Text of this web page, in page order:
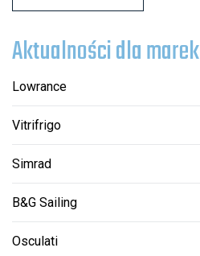
Aktualności dla marek
Lowrance
Vitrifrigo
Simrad
B&G Sailing
Osculati